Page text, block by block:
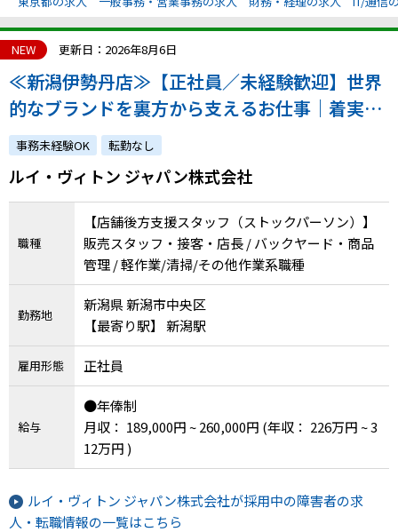
NEW 更新日：2026年8月6日
≪新潟伊勢丹店≫【正社員／未経験歓迎】世界
的なブランドを裏方から支えるお仕事｜着実な
成長を実感できる環境です！｜atGPからの採用
実績あり
事務未経験OK 転勤なし
ルイ・ヴィトン ジャパン株式会社
職種
【店舗後方支援スタッフ（ストックパーソン）】
販売スタッフ・接客・店長 / バックヤード・商品
管理 / 軽作業/清掃/その他作業系職種
勤務地
新潟県 新潟市中央区
【最寄り駅】 新潟駅
雇用形態 正社員
給与
●年俸制
月収： 189,000円 ~ 260,000円 (年収： 226万円 ~ 3
12万円 )
ルイ・ヴィトン ジャパン株式会社が採用中の障害者の求
人・転職情報の一覧はこちら